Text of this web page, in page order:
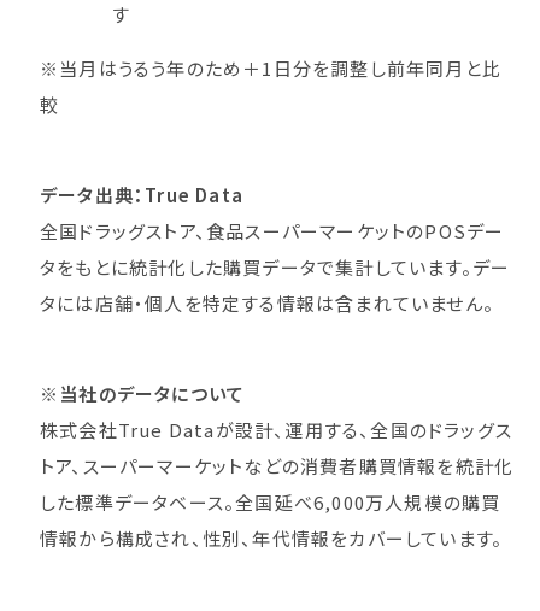
す
※当月はうるう年のため＋1日分を調整し前年同月と比
較
データ出典：True Data
全国ドラッグストア、食品スーパーマーケットのPOSデー
タをもとに統計化した購買データで集計しています。デー
タには店舗・個人を特定する情報は含まれていません。
※当社のデータについて
株式会社True Dataが設計、運用する、全国のドラッグス
トア、スーパーマーケットなどの消費者購買情報を統計化
した標準データベース。全国延べ6,000万人規模の購買
情報から構成され、性別、年代情報をカバーしています。